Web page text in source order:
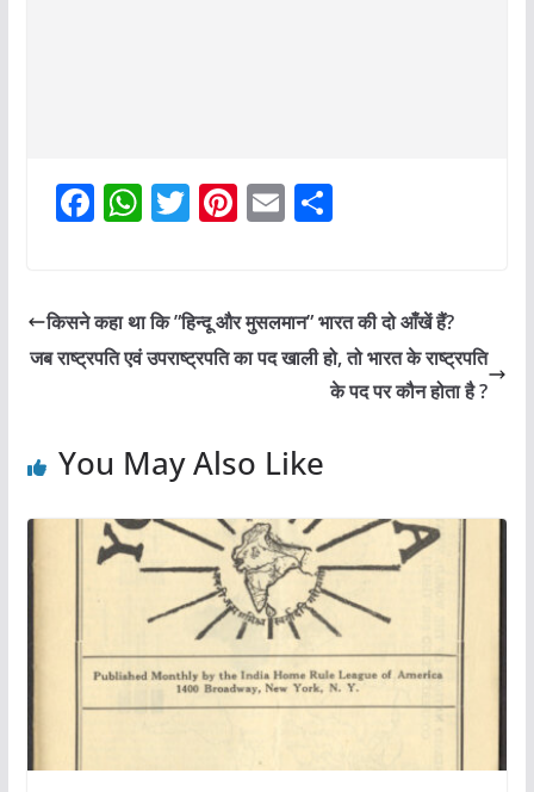
F
e
b
k
W
s
A
T
er
Pi
e
st
E
l
S
e
किसने कहा था कि ”हिन्दू और मुसलमान” भारत की दो आँखें हैं?
जब राष्ट्रपति एवं उपराष्ट्रपति का पद खाली हो, तो भारत के राष्ट्रपति
के पद पर कौन होता है ?
You May Also Like